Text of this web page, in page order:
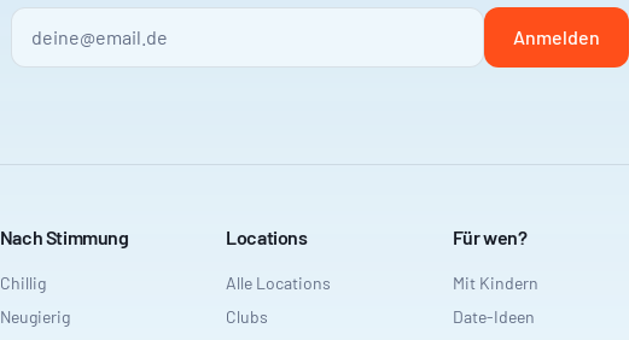
Anmelden
Nach Stimmung
Chillig
Neugierig
Locations
Alle Locations
Clubs
Für wen?
Mit Kindern
Date-Ideen